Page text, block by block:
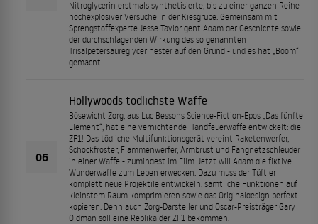
Nitroglycerin erstmals synthetisierte, bis zu einer ganzen Reihe
hochexplosiver Versuche in der Kiesgrube: Gemeinsam mit
Sprengstoffexperte Jesse Taylor geht Adam der Geschichte sowie
der durchschlagenden Wirkung des so genannten
Trisalpetersäureglycerinester auf den Grund - und es hat „Boom“
gemacht...
06
Hollywoods tödlichste Waffe
Bösewicht Zorg, aus Luc Bessons Science-Fiction-Epos „Das fünfte
Element“, hat eine vernichtende Handfeuerwaffe entwickelt: die
ZF1! Das tödliche Multifunktionsgerät vereint Raketenwerfer,
Schockfroster, Flammenwerfer, Armbrust und Fangnetzschleuder
in einer Waffe - zumindest im Film. Jetzt will Adam die fiktive
Wunderwaffe zum Leben erwecken. Dazu muss der Tüftler
komplett neue Projektile entwickeln, sämtliche Funktionen auf
kleinstem Raum komprimieren sowie das Originaldesign perfekt
kopieren. Denn auch Zorg-Darsteller und Oscar-Preisträger Gary
Oldman soll eine Replika der ZF1 bekommen.